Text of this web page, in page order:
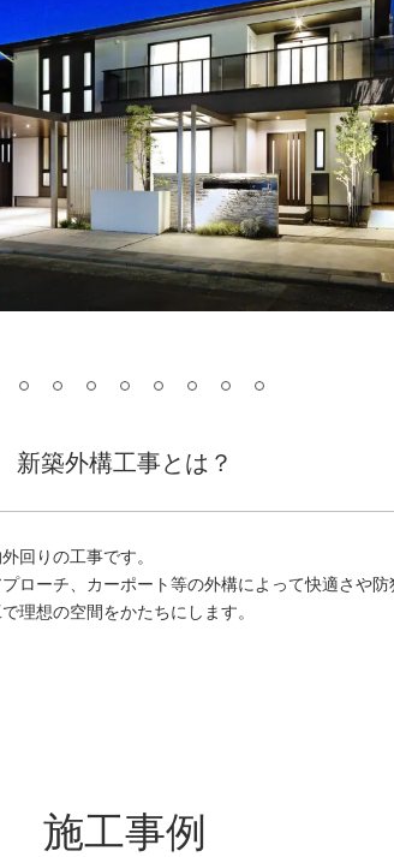
新築外構工事とは？
回りの工事です。
ーチ、カーポート等の外構によって快適さや防
理想の空間をかたちにします。
施工事例